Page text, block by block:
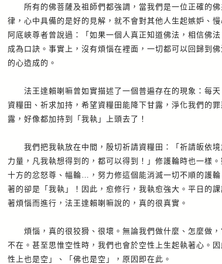
所有的佛菩薩及祖師們都強調，當我們是一位正確的佛
律，心中具備的是好的見解，就不會對其他人生起嫉妒、
阿底峽尊者曾說過：「如果一個人真正知道佛法，相信佛
成為口訣。事實上，沒有煩惱在裡面，一切都可以回歸到
的心造成的。
法王達賴喇嘛曾如實描述了一個普遍存在的現象：每天
資糧田、祈求加持，希望資糧田能降下甘露，淨化我們的
露，好像都加持到「我執」上頭去了！
我們把我執放在中間，殷切祈請資糧田：「祈請皈依境
力量，凡我執想得到的，都可以得到！」修護輪時也一樣
十方的忿怒尊、幅輪…，努力修這個能消滅一切不順的護
著的卻是「我執」！因此，愈修行，我執愈強大。平日的
著煩惱而進行，法王達賴喇嘛說的，真的很真實。
煩惱，真的很狡猾、很壞。無論我們做什麼、怎麼做，
不在。甚至思惟空性時，我們也會於空性上生起執著心。
性上也是空」、「佛也是空」，原因即在此。